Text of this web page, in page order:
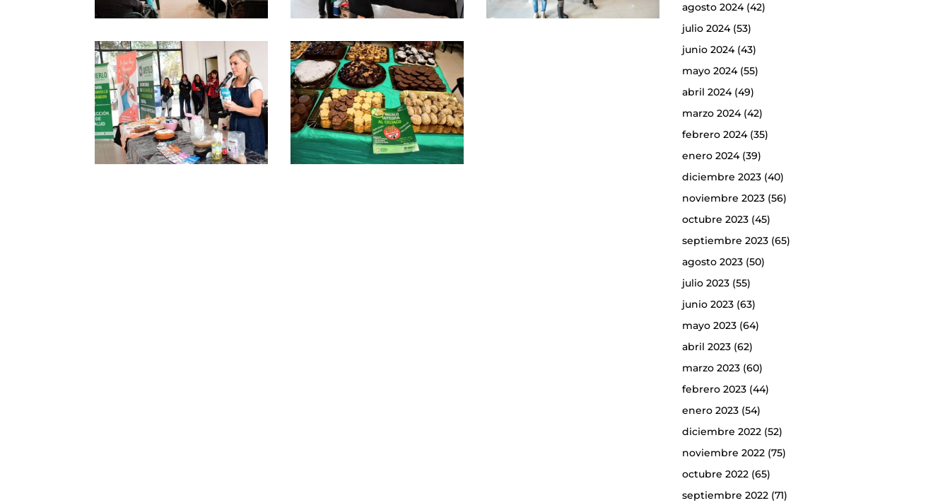
agosto 2024(42)
julio 2024(53)
junio 2024(43)
mayo 2024(55)
abril 2024(49)
marzo 2024(42)
febrero 2024(35)
enero 2024(39)
diciembre 2023(40)
noviembre 2023(56)
octubre 2023(45)
septiembre 2023(65)
agosto 2023(50)
julio 2023(55)
junio 2023(63)
mayo 2023(64)
abril 2023(62)
marzo 2023(60)
febrero 2023(44)
enero 2023(54)
diciembre 2022(52)
noviembre 2022(75)
octubre 2022(65)
septiembre 2022(71)